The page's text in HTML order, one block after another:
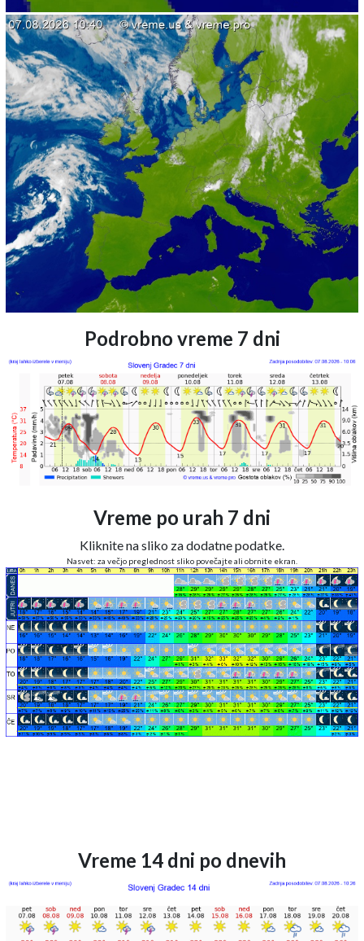
Podrobno vreme 7 dni
Vreme po urah 7 dni
Kliknite na sliko za dodatne podatke.
Nasvet: za večjo preglednost sliko povečajte ali obrnite ekran.
Vreme 14 dni po dnevih